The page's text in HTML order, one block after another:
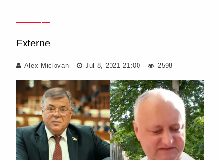
Externe
Alex Miclovan Jul 8, 2021 21:00 2598